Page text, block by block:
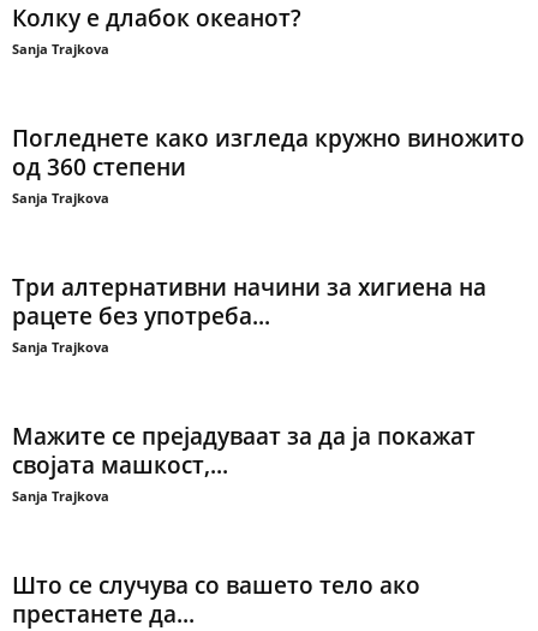
Колку е длабок океанот?
Sanja Trajkova
Погледнете како изгледа кружно виножито
од 360 степени
Sanja Trajkova
Три алтернативни начини за хигиена на
рацете без употреба...
Sanja Trajkova
Мажите се прејадуваат за да ја покажат
својата машкост,...
Sanja Trajkova
Што се случува со вашето тело ако
престанете да...